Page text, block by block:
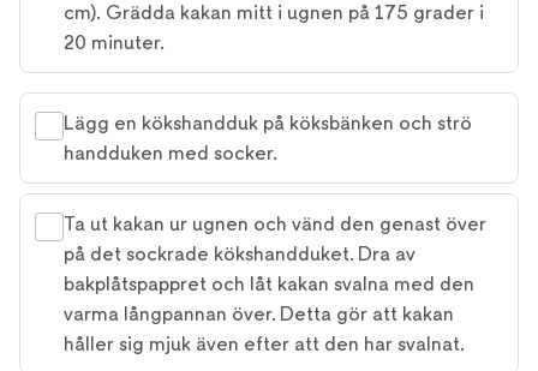
cm). Grädda kakan mitt i ugnen på 175 grader i
20 minuter.
Lägg en kökshandduk på köksbänken och strö
handduken med socker.
Ta ut kakan ur ugnen och vänd den genast över
på det sockrade kökshandduket. Dra av
bakplåtspappret och låt kakan svalna med den
varma långpannan över. Detta gör att kakan
håller sig mjuk även efter att den har svalnat.